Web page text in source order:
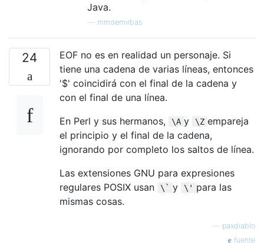
Java.
mmdemirbas
24
EOF no es en realidad un personaje. Si
tiene una cadena de varias líneas, entonces
'$' coincidirá con el final de la cadena y
con el final de una línea.
En Perl y sus hermanos,
\A y \Z empareja
el principio y el final de la cadena,
ignorando por completo los saltos de línea.
Las extensiones GNU para expresiones
regulares POSIX usan
\` y \' para las
mismas cosas.
paxdiablo
fuente